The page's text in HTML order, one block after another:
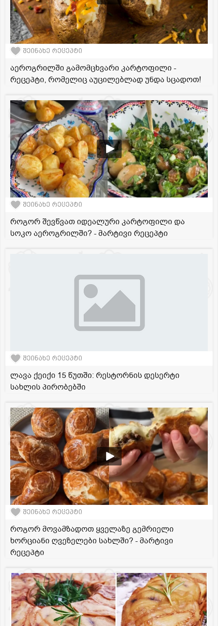
შეინახე რეცეპტი
აეროგრილში გამომცხვარი კარტოფილი -
რეცეპტი, რომელიც აუცილებლად უნდა სცადოთ!
შეინახე რეცეპტი
როგორ შევწვათ იდეალური კარტოფილი და
სოკო აეროგრილში? - მარტივი რეცეპტი
შეინახე რეცეპტი
ლავა ქეიქი 15 წუთში: რესტორნის დესერტი
სახლის პირობებში
შეინახე რეცეპტი
როგორ მოვამზადოთ ყველაზე გემრიელი
ხორციანი ღვეზელები სახლში? - მარტივი
რეცეპტი